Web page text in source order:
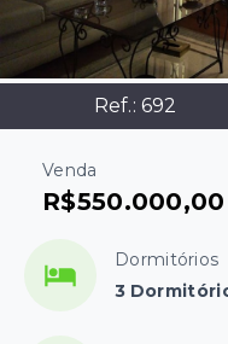
Ref.: 692
Venda
R$550.000,00
Dormitórios
3